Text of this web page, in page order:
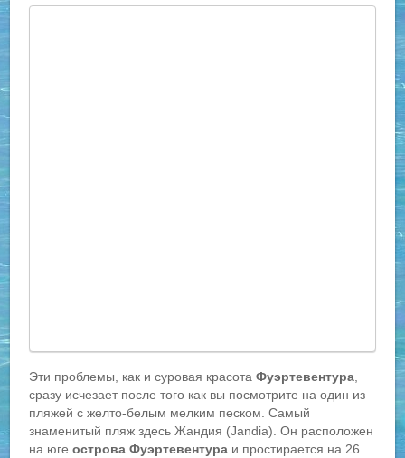
Эти проблемы, как и суровая красотаФуэртевентура
сразу исчезает после того как вы посмотрите на один из
пляжей с желто-белым мелким песком. Самый
знаменитый пляж здесь Жандия (Jandia). Он расположен
на югеострова Фуэртевентура и простирается на 26